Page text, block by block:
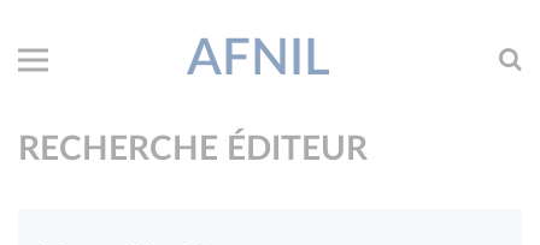
AFNIL
RECHERCHE ÉDITEUR